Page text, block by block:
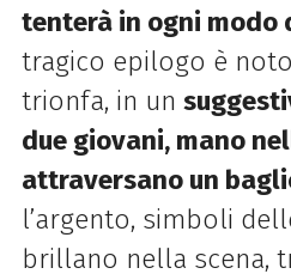
tenterà in ogni modo
tragico epilogo è
trionfa, in un
due giovani, mano
attraversano un
l’argento, simboli
brillano nella scena,